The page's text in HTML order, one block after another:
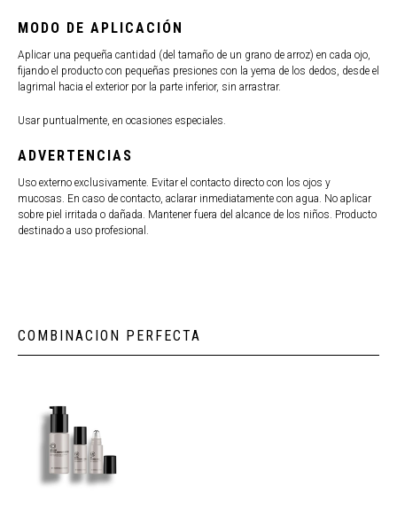
MODO DE APLICACIÓN
Aplicar una pequeña cantidad (del tamaño de un grano de arroz) en cada ojo,
fijando el producto con pequeñas presiones con la yema de los dedos, desde el
lagrimal hacia el exterior por la parte inferior, sin arrastrar.
Usar puntualmente, en ocasiones especiales.
ADVERTENCIAS
Uso externo exclusivamente. Evitar el contacto directo con los ojos y
mucosas. En caso de contacto, aclarar inmediatamente con agua. No aplicar
sobre piel irritada o dañada. Mantener fuera del alcance de los niños. Producto
destinado a uso profesional.
COMBINACION PERFECTA